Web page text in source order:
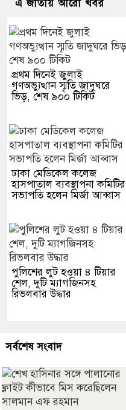
এ জাতীয় আরো খবর
প্রথম দিনেই জুলাই
গণঅভ্যুত্থান স্মৃতি জাদুঘরে
ভিড়, শেষ ৯০০ টিকিট
ঢাকা মেডিকেল কলেজ
হাসপাতাল ব্যবস্থাপনা কমিটির
সভাপতি হলেন মির্জা আব্বাস
পুলিশের লুট হওয়া ৪ টিয়ার
শেল, দুটি ম্যাগজিনসহ
রিভলবার উদ্ধার
সর্বশেষ সংবাদ